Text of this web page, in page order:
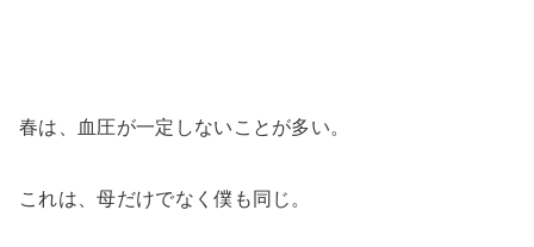
春は、血圧が一定しないことが多い。
これは、母だけでなく僕も同じ。